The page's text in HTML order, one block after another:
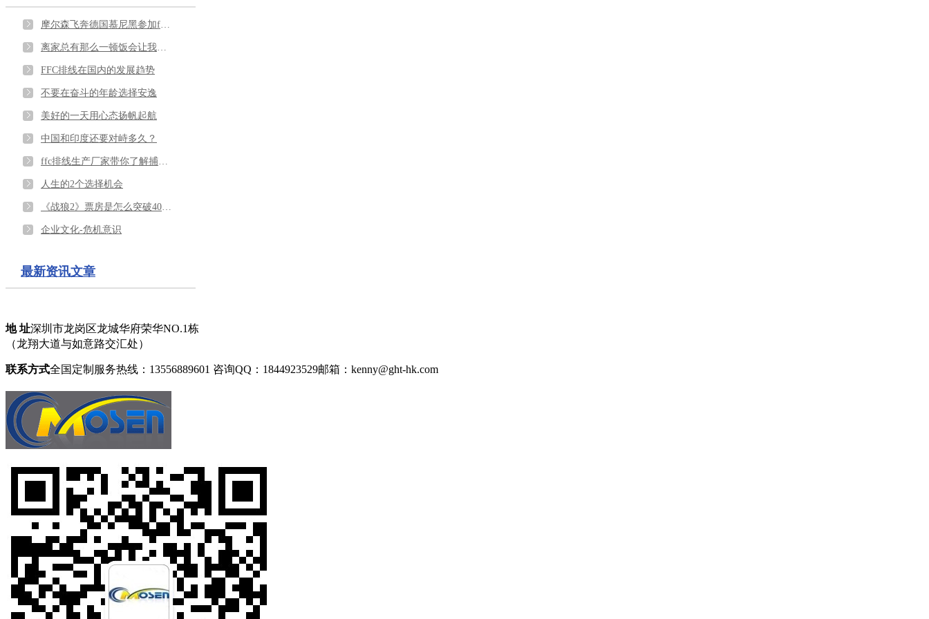
FFC排线在国内的发展趋势
不要在奋斗的年龄选择安逸
美好的一天用心态扬帆起航
中国和印度还要对峙多久？
人生的2个选择机会
企业文化-危机意识
最新资讯文章
地 址深圳市龙岗区龙城华府荣华NO.1栋
（龙翔大道与如意路交汇处）
联系方式全国定制服务热线：13556889601 咨询QQ：1844923529邮箱：kenny@ght-hk.com